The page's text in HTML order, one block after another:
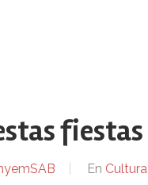
fiestas
En Cultura